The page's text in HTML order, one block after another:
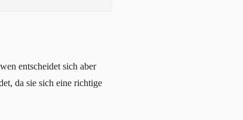
entscheidet sich aber
da sie sich eine richtige